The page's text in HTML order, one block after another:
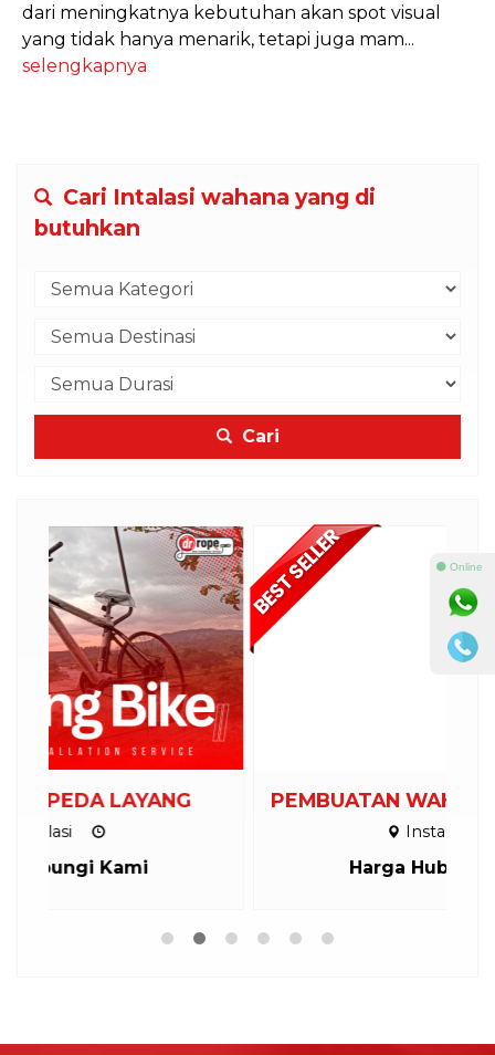
dari meningkatnya kebutuhan akan spot visual
yang tidak hanya menarik, tetapi juga mam...
selengkapnya
Cari Intalasi wahana yang di
butuhkan
Cari
PEMBUATAN WAHANA OUTBOUND
⚫ Online